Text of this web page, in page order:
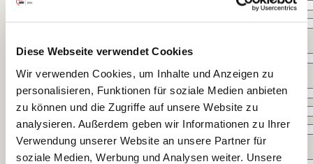
Diese Webseite verwendet Cookies
Wir verwenden Cookies, um Inhalte und Anzeigen zu
personalisieren, Funktionen für soziale Medien anbieten
zu können und die Zugriffe auf unsere Website zu
analysieren. Außerdem geben wir Informationen zu Ihrer
Verwendung unserer Website an unsere Partner für
soziale Medien, Werbung und Analysen weiter. Unsere